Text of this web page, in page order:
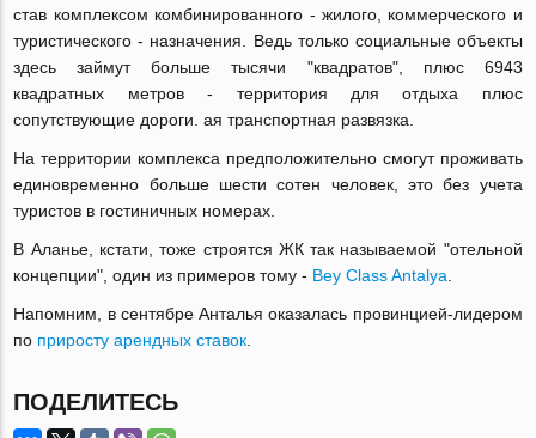
став комплексом комбинированного - жилого, коммерческого и
туристического - назначения. Ведь только социальные объекты
здесь займут больше тысячи "квадратов", плюс 6943
квадратных метров - территория для отдыха плюс
сопутствующие дороги. ая транспортная развязка.
На территории комплекса предположительно смогут проживать
единовременно больше шести сотен человек, это без учета
туристов в гостиничных номерах.
В Аланье, кстати, тоже строятся ЖК так называемой "отельной
концепции", один из примеров тому - Bey Class Antalya
Напомним, в сентябре Анталья оказалась провинцией-лидером
по приросту арендных ставок
ПОДЕЛИТЕСЬ